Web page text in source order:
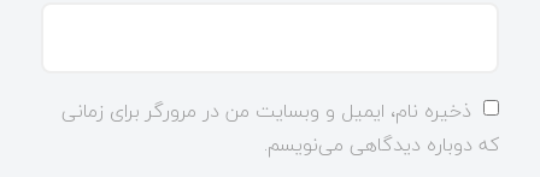
ذخیره نام، ایمیل و وبسایت من در مرورگر برای زمانی
که دوباره دیدگاهی می‌نویسم.